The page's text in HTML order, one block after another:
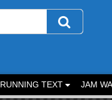
RUNNING TEXT JAM